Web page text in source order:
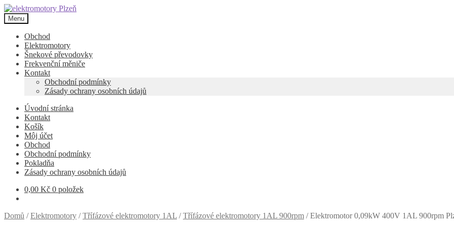
Přeskočit
na
navigaci
Přejít
k
obsahu
webu
Menu
Obchod
Elektromotory
Šnekové převodovky
Frekvenční měniče
Kontakt
Obchodní podmínky
Zásady ochrany osobních údajů
Úvodní stránka
Kontakt
Košík
Môj účet
Obchod
Obchodní podmínky
Pokladňa
Zásady ochrany osobních údajů
0,00 Kč 0 položek
Domů /Elektromotory /Třífázové elektromotory 1AL /Třífázové elektromotory 1AL 900rpm /Elektromotor 0,09kW 400V 1AL 900rpm